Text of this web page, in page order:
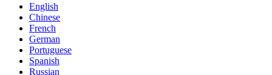
English
Chinese
French
German
Portuguese
Spanish
Russian